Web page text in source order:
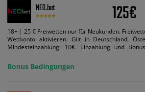
NEO.bet 125€
18+ | 25 € Freiwetten nur für Neukunden.
Wettkonto aktivieren. Gilt in Deutschland,
Mindesteinzahlung: 10€. Einzahlung und
Bedingungen können geändert werden. AGB
Suchtrisiken: buwei.de.
Bonus Bedingungen